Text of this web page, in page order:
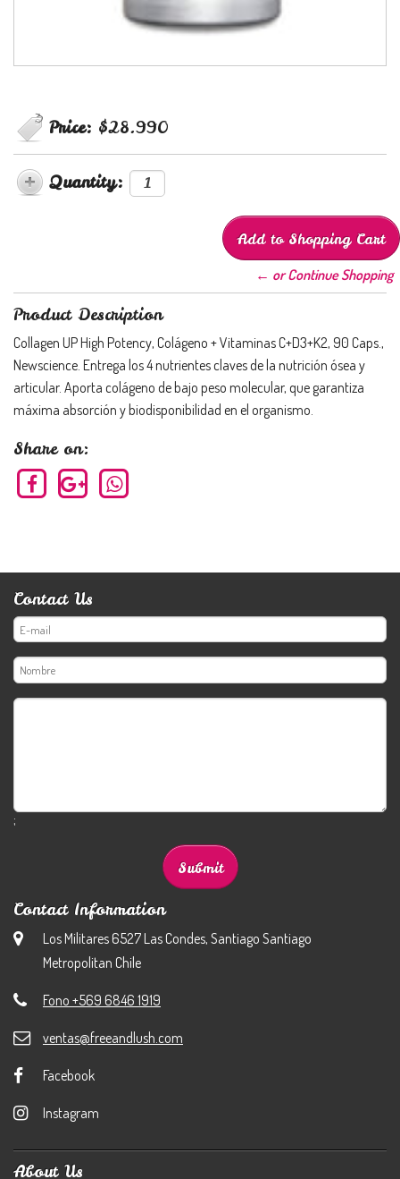
Price: $28.990
Quantity:
← or Continue Shopping
Product Description
Collagen UP High Potency, Colágeno + Vitaminas C+D3+K2, 90 Caps.,
Newscience. Entrega los 4 nutrientes claves de la nutrición ósea y
articular. Aporta colágeno de bajo peso molecular, que garantiza
máxima absorción y biodisponibilidad en el organismo.
Share on:
Contact Us
;
Contact Information
Los Militares 6527 Las Condes, Santiago Santiago
Metropolitan Chile
Fono +569 6846 1919
ventas@freeandlush.com
Facebook
Instagram
About Us